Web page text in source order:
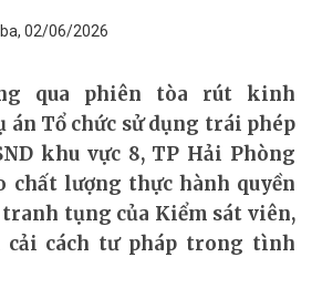
02/06/2026
qua phiên tòa rút kinh
Tổ chức sử dụng trái phép
khu vực 8, TP Hải Phòng
chất lượng thực hành quyền
tụng của Kiểm sát viên,
cải cách tư pháp trong tình